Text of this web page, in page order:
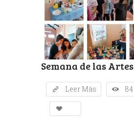
Semana de las Artes
Leer Más 84